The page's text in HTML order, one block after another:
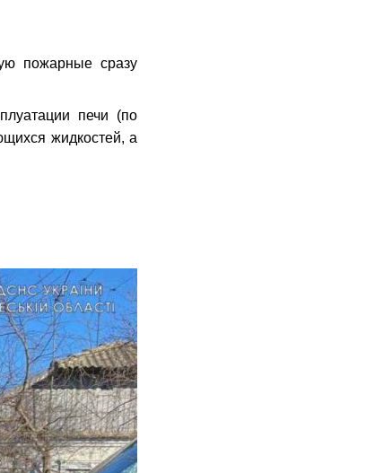
пожарные сразу
печи (по
жидкостей, а